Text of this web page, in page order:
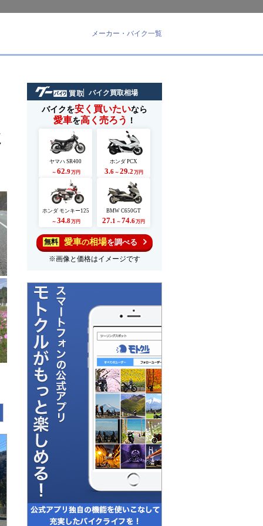
メーカー・バイク一覧
バイク買取相場
バイクを安く買いたいなら
愛車を高く売ろう ！
ヤマハ SR400
～ 62.9 万円
ホンダ PCX
3.6 ～ 29.2 万円
ホンダ モンキー125
～ 34.8万円
BMW C650GT
27.1 ～ 74.6万円
無料 愛車の相場を調べる
※画像と価格はイメージです